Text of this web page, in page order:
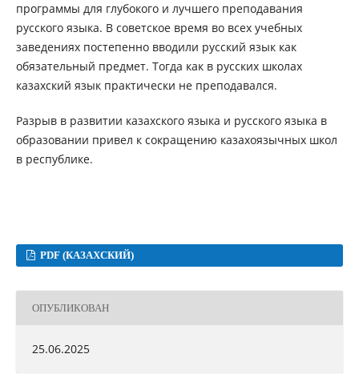
программы для глубокого и лучшего преподавания
русского языка. В советское время во всех учебных
заведениях постепенно вводили русский язык как
обязательный предмет. Тогда как в русских школах
казахский язык практически не преподавался.
Разрыв в развитии казахского языка и русского языка в
образовании привел к сокращению казахоязычных школ
в республике.
PDF (КАЗАХСКИЙ)
ОПУБЛИКОВАН
25.06.2025